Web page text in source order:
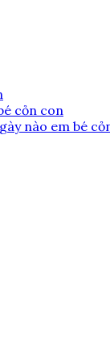
cỏn con
nào em bé